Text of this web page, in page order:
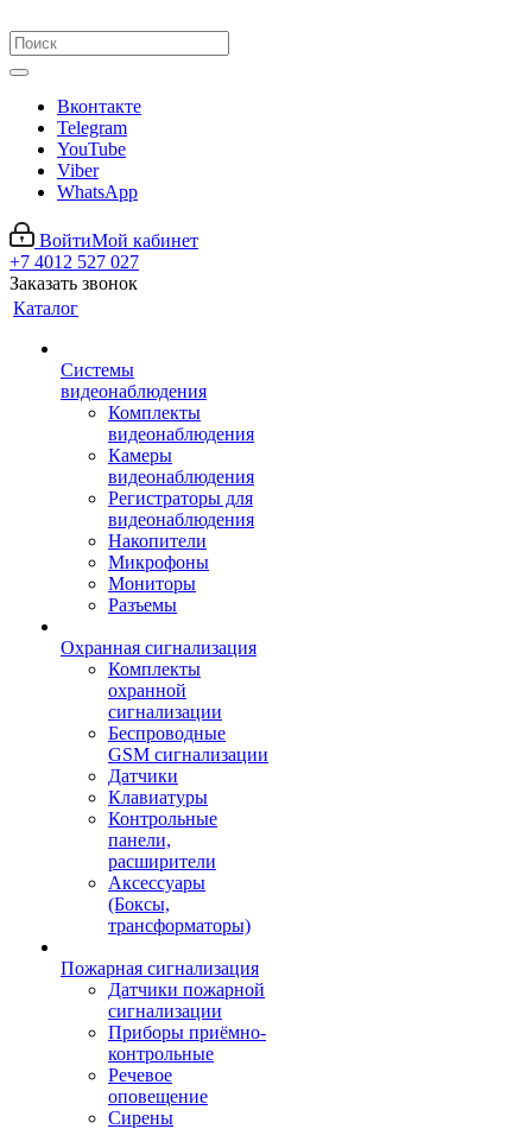
Вконтакте
Telegram
YouTube
Viber
WhatsApp
ВойтиМой кабинет
+7 4012 527 027
Заказать звонок
Каталог
Системы
видеонаблюдения
Комплекты
видеонаблюдения
Камеры
видеонаблюдения
Регистраторы для
видеонаблюдения
Накопители
Микрофоны
Мониторы
Разъемы
Охранная сигнализация
Комплекты
охранной
сигнализации
Беспроводные
GSM сигнализации
Датчики
Клавиатуры
Контрольные
панели,
расширители
Аксессуары
(Боксы,
трансформаторы)
Пожарная сигнализация
Датчики пожарной
сигнализации
Приборы приёмно-
контрольные
Речевое
оповещение
Сирены